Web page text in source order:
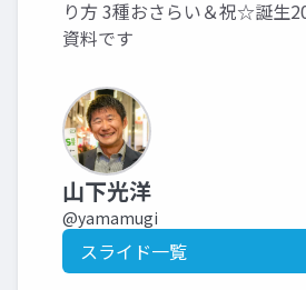
り方 3種おさらい＆祝☆誕生
資料です
山下光洋
@yamamugi
スライド一覧